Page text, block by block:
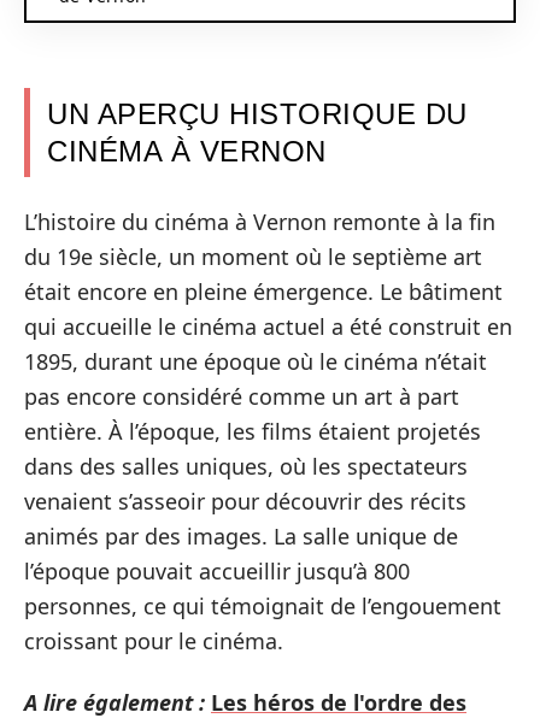
UN APERÇU HISTORIQUE DU
CINÉMA À VERNON
L’histoire du cinéma à Vernon remonte à la fin
du 19e siècle, un moment où le septième art
était encore en pleine émergence. Le bâtiment
qui accueille le cinéma actuel a été construit en
1895, durant une époque où le cinéma n’était
pas encore considéré comme un art à part
entière. À l’époque, les films étaient projetés
dans des salles uniques, où les spectateurs
venaient s’asseoir pour découvrir des récits
animés par des images. La salle unique de
l’époque pouvait accueillir jusqu’à 800
personnes, ce qui témoignait de l’engouement
croissant pour le cinéma.
A lire également : Les héros de l'ordre des